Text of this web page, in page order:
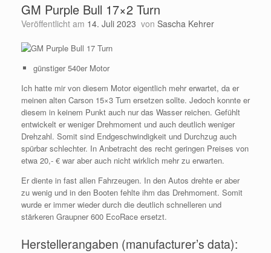
GM Purple Bull 17×2 Turn
Veröffentlicht am 14. Juli 2023 von Sascha Kehrer
günstiger 540er Motor
Ich hatte mir von diesem Motor eigentlich mehr erwartet, da er
meinen alten Carson 15×3 Turn ersetzen sollte. Jedoch konnte er
diesem in keinem Punkt auch nur das Wasser reichen. Gefühlt
entwickelt er weniger Drehmoment und auch deutlich weniger
Drehzahl. Somit sind Endgeschwindigkeit und Durchzug auch
spürbar schlechter. In Anbetracht des recht geringen Preises von
etwa 20,- € war aber auch nicht wirklich mehr zu erwarten.
Er diente in fast allen Fahrzeugen. In den Autos drehte er aber
zu wenig und in den Booten fehlte ihm das Drehmoment. Somit
wurde er immer wieder durch die deutlich schnelleren und
stärkeren Graupner 600 EcoRace ersetzt.
Herstellerangaben (manufacturer’s data):